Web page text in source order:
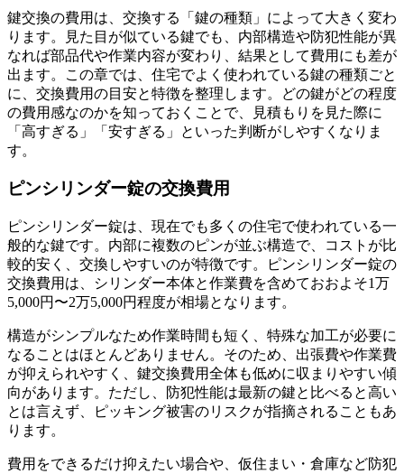
鍵交換の費用は、交換する「鍵の種類」によって大きく変わ
ります。見た目が似ている鍵でも、内部構造や防犯性能が異
なれば部品代や作業内容が変わり、結果として費用にも差が
出ます。この章では、住宅でよく使われている鍵の種類ごと
に、交換費用の目安と特徴を整理します。どの鍵がどの程度
の費用感なのかを知っておくことで、見積もりを見た際に
「高すぎる」「安すぎる」といった判断がしやすくなりま
す。
ピンシリンダー錠の交換費用
ピンシリンダー錠は、現在でも多くの住宅で使われている一
般的な鍵です。内部に複数のピンが並ぶ構造で、コストが比
較的安く、交換しやすいのが特徴です。ピンシリンダー錠の
交換費用は、シリンダー本体と作業費を含めておおよそ1万
5,000円〜2万5,000円程度が相場となります。
構造がシンプルなため作業時間も短く、特殊な加工が必要に
なることはほとんどありません。そのため、出張費や作業費
が抑えられやすく、鍵交換費用全体も低めに収まりやすい傾
向があります。ただし、防犯性能は最新の鍵と比べると高い
とは言えず、ピッキング被害のリスクが指摘されることもあ
ります。
費用をできるだけ抑えたい場合や、仮住まい・倉庫など防犯